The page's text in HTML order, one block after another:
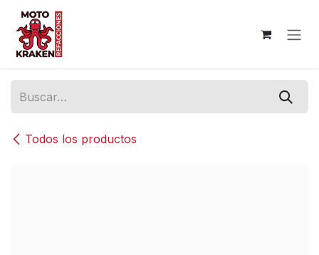
Ir al contenido
Todos los productos